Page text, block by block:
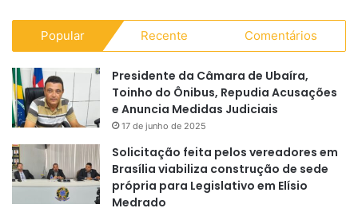
Popular Recente Comentários
Presidente da Câmara de Ubaíra,
Toinho do Ônibus, Repudia Acusações
e Anuncia Medidas Judiciais
17 de junho de 2025
Solicitação feita pelos vereadores em
Brasília viabiliza construção de sede
própria para Legislativo em Elísio
Medrado